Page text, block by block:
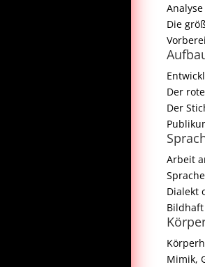
Die
Der
Der
Arbeit
Dialekt
Mimik,